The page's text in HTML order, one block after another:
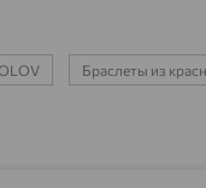
Браслеты из